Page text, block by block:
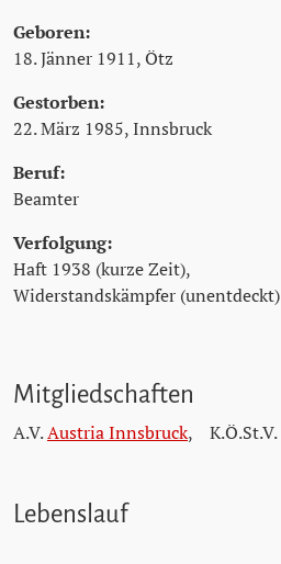
Geboren:
18. Jänner 1911, Ötz
Gestorben:
22. März 1985, Innsbruck
Beruf:
Beamter
Verfolgung:
Haft 1938 (kurze Zeit),
Widerstandskämpfer (unentdeckt)
Mitgliedschaften
A.V.Austria Innsbruck, K.Ö.St.V.
Lebenslauf